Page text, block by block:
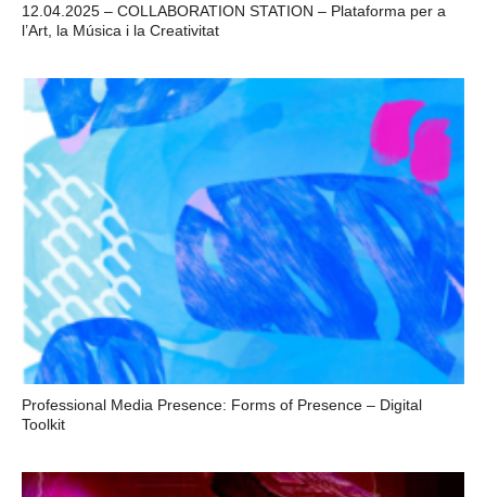
12.04.2025 – COLLABORATION STATION – Plataforma per a
l’Art, la Música i la Creativitat
Professional Media Presence: Forms of Presence – Digital
Toolkit